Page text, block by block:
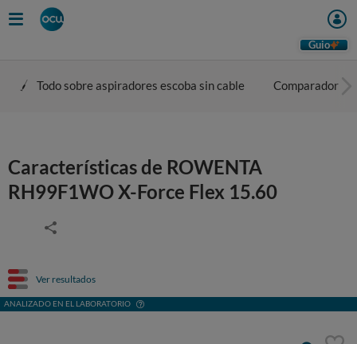
Guio
Todo sobre aspiradores escoba sin cable Comparador
Características de ROWENTA
RH99F1WO X-Force Flex 15.60
Ver resultados
ANALIZADO EN EL LABORATORIO